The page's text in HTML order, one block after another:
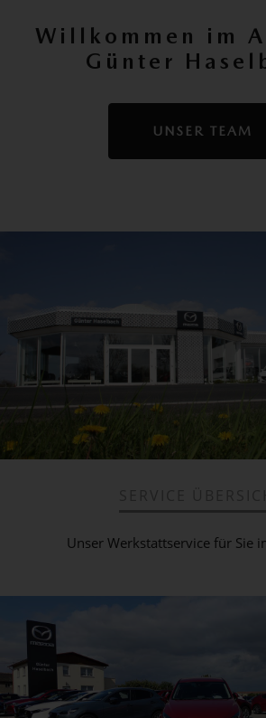
Willkommen im
Günter
UNSER TEAM
Unser Werkstattservice für Sie